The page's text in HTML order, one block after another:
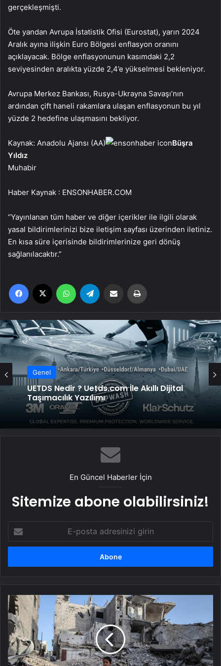
gerçekleşmişti.
Öte yandan Avrupa İstatistik Ofisi (Eurostat), yarın 2024
Aralık ayına ilişkin Euro Bölgesi enflasyon oranını
açıklayacak. Bölge enflasyonunun kasımdaki 2,2
seviyesinden aralıkta yüzde 2,4’e yükselmesi bekleniyor.
Avrupa Merkez Bankası, Rusya-Ukrayna Savaşı’nın
ardından çift haneli rakamlara ulaşan enflasyonun bu yıl
yüzde 2 hedefine ulaşmasını bekliyor.
Kaynak: Anadolu Ajansı (AA)
Büşra
Yıldız
Muhabir
Haber Kaynak : ENSONHABER.COM
“Yayınlanan tüm haber ve diğer içerikler ile ilgili olarak
yasal bildirimlerinizi bize iletişim sayfası üzerinden iletiniz.
En kısa süre içerisinde bildirimlerinize geri dönüş
sağlanılacaktır.”
Facebook WhatsApp Email'den paylaş
Genel
UETDS Nedir ? Uetds.com İle Akıllı Dijital
Taşımacılık Yazılımı
En Güncel Haberler İçin
Sitemize abone olabilirsiniz!
posta
adresinizi
İsrail'in
saldırılarını
sürdürdüğü
Gazze'de
can
kaybı
45